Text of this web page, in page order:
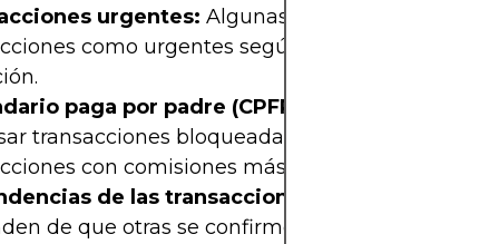
urgentes: Algunas billeteras marcan
como urgentes según plazos o ventanas
paga por padre (CPFP):
transacciones bloqueadas más antiguas
con comisiones más altas.
de las transacciones:
de que otras se confirmen primero se